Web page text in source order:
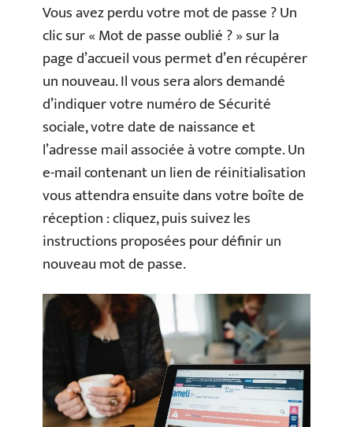
Vous avez perdu votre mot de passe ? Un
clic sur « Mot de passe oublié ? » sur la
page d’accueil vous permet d’en récupérer
un nouveau. Il vous sera alors demandé
d’indiquer votre numéro de Sécurité
sociale, votre date de naissance et
l’adresse mail associée à votre compte. Un
e-mail contenant un lien de réinitialisation
vous attendra ensuite dans votre boîte de
réception : cliquez, puis suivez les
instructions proposées pour définir un
nouveau mot de passe.